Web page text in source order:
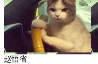
赵悟省